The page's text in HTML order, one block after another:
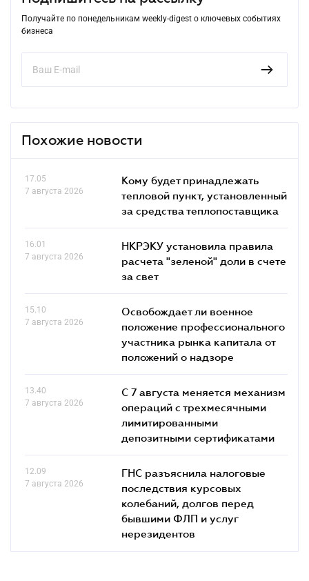
Получайте по понедельникам weekly-digest о ключевых событиях
бизнеса
Похожие новости
17.05
7 августа 2026
Кому будет принадлежать
тепловой пункт, установленный
за средства теплопоставщика
16.01
7 августа 2026
НКРЭКУ установила правила
расчета "зеленой" доли в счете
за свет
15.10
7 августа 2026
Освобождает ли военное
положение профессионального
участника рынка капитала от
положений о надзоре
13.40
7 августа 2026
С 7 августа меняется механизм
операций с трехмесячными
лимитированными
депозитными сертификатами
12.09
7 августа 2026
ГНС разъяснила налоговые
последствия курсовых
колебаний, долгов перед
бывшими ФЛП и услуг
нерезидентов